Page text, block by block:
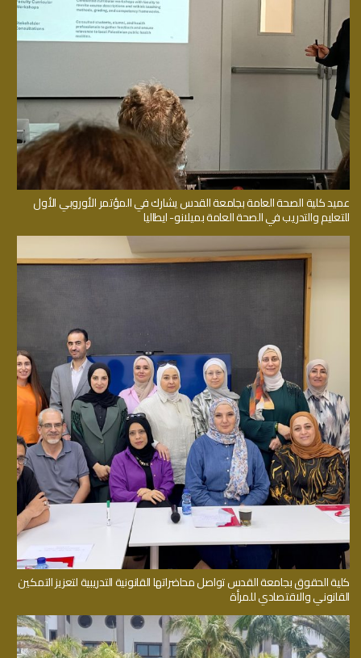
عميد كلية الصحة العامة بجامعة القدس يشارك في المؤتمر الأوروبي الأول
للتعليم والتدريب في الصحة العامة بميلانو- ايطاليا
كلية الحقوق بجامعة القدس تواصل محاضراتها القانونية التدريبية لتعزيز التمكين
القانوني والاقتصادي للمرأة